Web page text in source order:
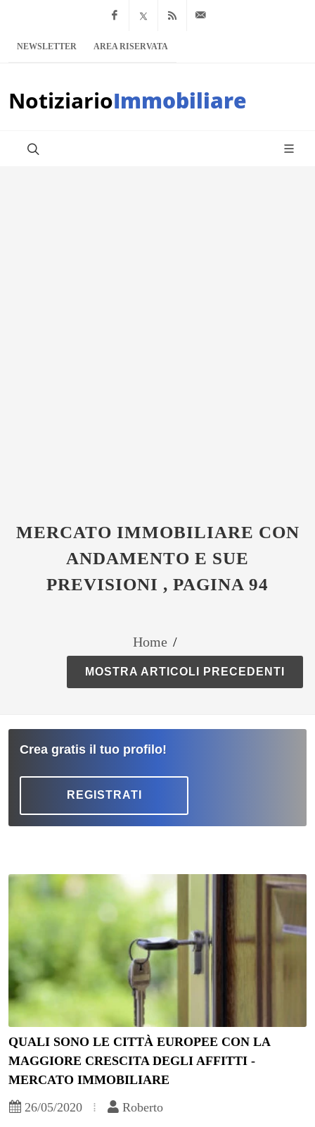
Facebook
x.com Feed RSS
NEWSLETTER AREA RISERVATA
NotiziarioImmobiliare
MERCATO IMMOBILIARE CON
ANDAMENTO E SUE
PREVISIONI , PAGINA 94
Home /
MOSTRA ARTICOLI PRECEDENTI
Crea gratis il tuo profilo!
REGISTRATI
QUALI SONO LE CITTÀ EUROPEE CON LA
MAGGIORE CRESCITA DEGLI AFFITTI -
MERCATO IMMOBILIARE
26/05/2020
Roberto